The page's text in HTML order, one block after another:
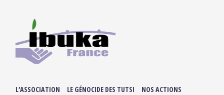
L’ASSOCIATION LE GÉNOCIDE DES TUTSI
NOS ACTIONS